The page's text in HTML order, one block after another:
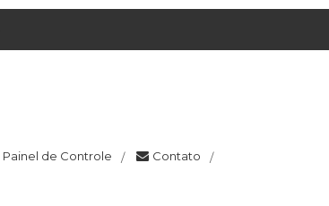
Painel de Controle / Contato /